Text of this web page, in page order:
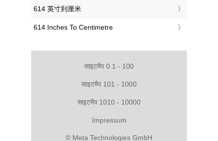
‎614 英寸到厘米
‎614 Inches To Centimetre
साइटमैप 0.1 - 100
साइटमैप 101 - 1000
साइटमैप 1010 - 10000
Impressum
© Meta Technologies GmbH